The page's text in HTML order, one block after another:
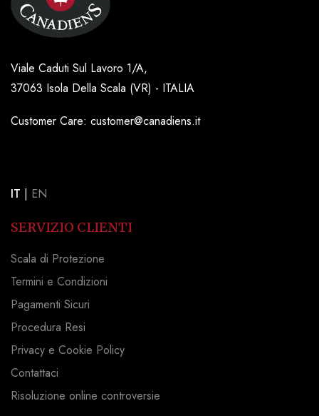
Viale Caduti Sul Lavoro 1/A,
37063 Isola Della Scala (VR) - ITALIA
Customer Care: customer@canadiens.it
IT | EN
SERVIZIO CLIENTI
Scala di Protezione
Termini e Condizioni
Pagamenti Sicuri
Procedura Resi
Privacy e Cookie Policy
Contattaci
Risoluzione online controversie